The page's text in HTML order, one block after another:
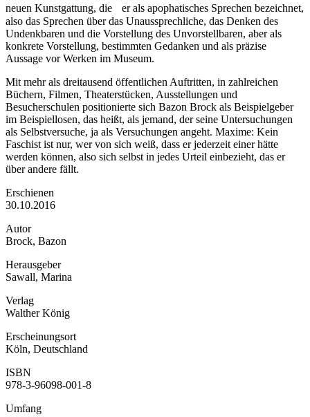
neuen Kunstgattung, die er als apophatisches Sprechen bezeichnet,
also das Sprechen über das Unaussprechliche, das Denken des
Undenkbaren und die Vorstellung des Unvorstellbaren, aber als
konkrete Vorstellung, bestimmten Gedanken und als präzise
Aussage vor Werken im Museum.
Mit mehr als dreitausend öffentlichen Auftritten, in zahlreichen
Büchern, Filmen, Theaterstücken, Ausstellungen und
Besucherschulen positionierte sich Bazon Brock als Beispielgeber
im Beispiellosen, das heißt, als jemand, der seine Untersuchungen
als Selbstversuche, ja als Versuchungen angeht. Maxime: Kein
Faschist ist nur, wer von sich weiß, dass er jederzeit einer hätte
werden können, also sich selbst in jedes Urteil einbezieht, das er
über andere fällt.
Erschienen
30.10.2016
Autor
Brock, Bazon
Herausgeber
Sawall, Marina
Verlag
Walther König
Erscheinungsort
Köln, Deutschland
ISBN
978-3-96098-001-8
Umfang